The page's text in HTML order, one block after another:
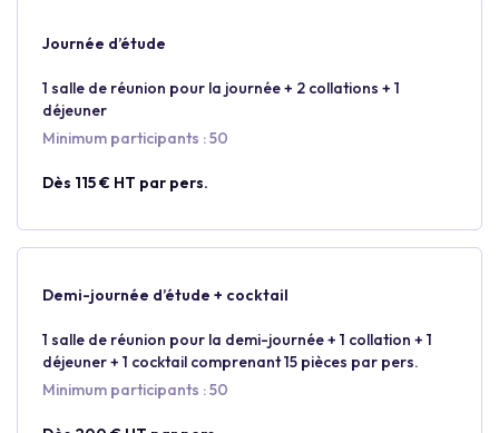
Journée d’étude
1 salle de réunion pour la journée + 2 collations + 1
déjeuner
Minimum participants : 50
Dès 115 € HT par pers.
Demi-journée d’étude + cocktail
1 salle de réunion pour la demi-journée + 1 collation + 1
déjeuner + 1 cocktail comprenant 15 pièces par pers.
Minimum participants : 50